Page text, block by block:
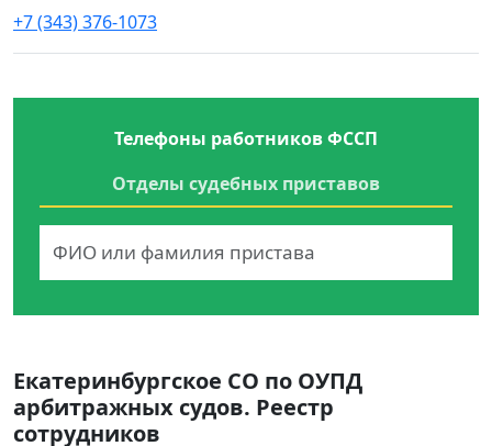
+7 (343) 376-1073
Телефоны работников ФССП
Отделы судебных приставов
Екатеринбургское СО по ОУПД
арбитражных судов. Реестр
сотрудников